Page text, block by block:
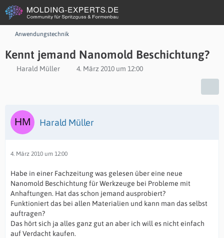
Anwendungstechnik
Kennt jemand Nanomold Beschichtung?
Harald Müller 4. März 2010 um 12:00
Harald Müller
4. März 2010 um 12:00
Habe in einer Fachzeitung was gelesen über eine neue
Nanomold Beschichtung für Werkzeuge bei Probleme mit
Anhaftungen. Hat das schon jemand ausprobiert?
Funktioniert das bei allen Materialien und kann man das selbst
auftragen?
Das hört sich ja alles ganz gut an aber ich will es nicht einfach
auf Verdacht kaufen.